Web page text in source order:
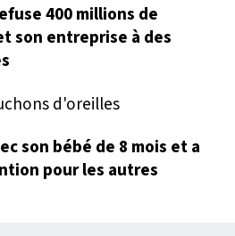
400 millions de
son entreprise à des
son bébé de 8 mois et a
pour les autres